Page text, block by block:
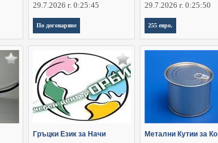
29.7.2026 г. 0:25:45
По договаряне
29.7.2026 г. 0:25:50
255 евро.
Гръцки Език за Начи Метални Кутии за Ко